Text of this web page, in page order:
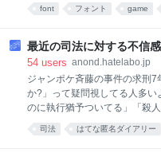
「LETS」の契約改定の影響で
ントワークス株式会社）によ
ントの年間定額制サブスクリ
サービスでは、ゲームへの組
ョンを当時1ライセンスあたり
ており、多数の作品のゲーム
ォントワークス LETS アプリ
font フォント game
最近の司法に対する不信
54 users anond.hatelabo.jp
ジャンポケ斉藤の事件の求刑
か?」って疑問視してる人多
のに執行猶予ついてる」「殺
「子供殺しても5年程度かよ
いわゆる女割って奴だな。 「
司法 はてな匿名ダイアリー